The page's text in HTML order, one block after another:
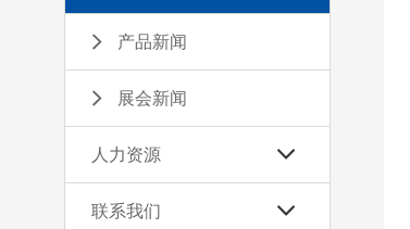
产品新闻
展会新闻
人力资源
联系我们